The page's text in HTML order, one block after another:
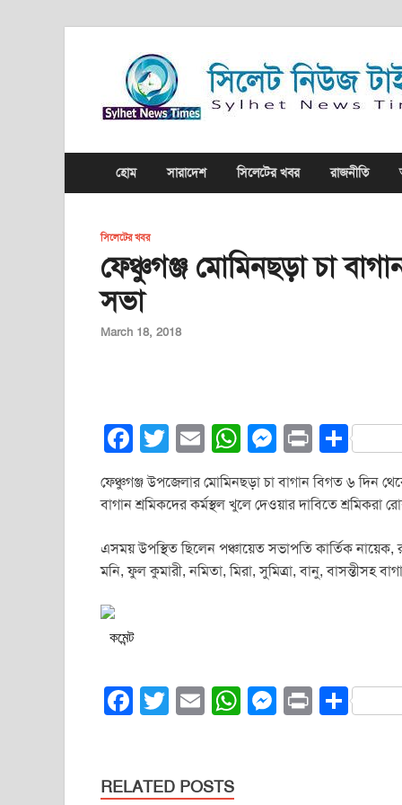
হোম সারাদেশ সিলেটের খবর রাজনীতি
সিলেটের খবর
ফেঞ্চুগঞ্জ মোমিনছড়া চা
সভা
March 18, 2018
F
a
c
b
o
k
T
wi
tt
E
m
ail
W
at
A
p
M
e
ss
n
g
Pr
in
t
S
h
ar
ফেঞ্চুগঞ্জ উপজেলার মোমিনছড়া চা বাগান বিগত ৬ দিন
বাগান শ্রমিকদের কর্মস্থল খুলে দেওয়ার দাবিতে শ্রমিকরা
এসময় উপস্থিত ছিলেন পঞ্চায়েত সভাপতি কার্তিক
মনি, ফুল কুমারী, নমিতা, মিরা, সুমিত্রা, বানু, বাসন্তীসহ
কমেন্ট
F
e
T
er
E
W M Pr S
RELATED POSTS